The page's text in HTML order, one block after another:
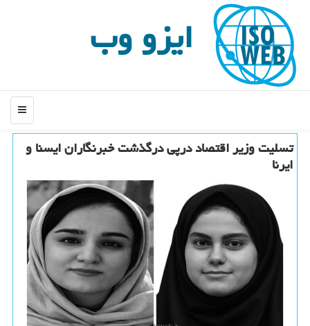
ایزو وب
منو
تسلیت وزیر اقتصاد درپی درگذشت خبرنگاران ایسنا و
ایرنا